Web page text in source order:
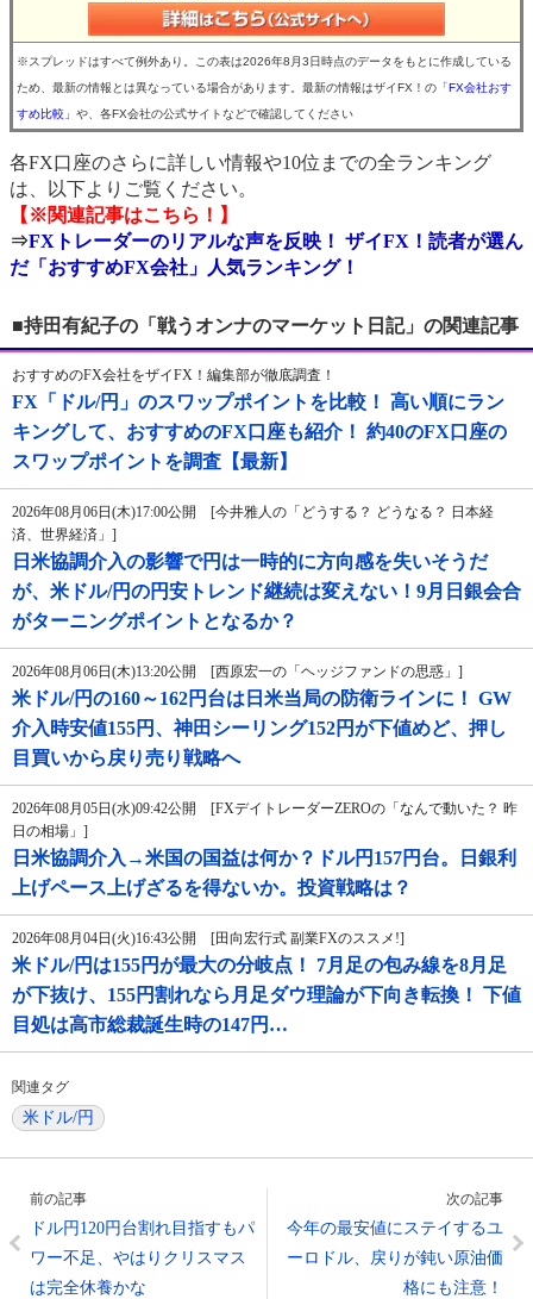
※スプレッドはすべて例外あり。この表は2026年8月3日時点のデータをもとに作成している
ため、最新の情報とは異なっている場合があります。最新の情報はザイFX！の 「FX会社おす
すめ比較」 や、各FX会社の公式サイトなどで確認してください
各FX口座のさらに詳しい情報や10位までの全ランキング
は、以下よりご覧ください。
【※関連記事はこちら！】
⇒FXトレーダーのリアルな声を反映！ ザイFX！読者が選ん
だ「おすすめFX会社」人気ランキング！
■持田有紀子の「戦うオンナのマーケット日記」の関連記事
おすすめのFX会社をザイFX！編集部が徹底調査！
FX「ドル/円」のスワップポイントを比較！ 高い順にラン
キングして、おすすめのFX口座も紹介！ 約40のFX口座の
スワップポイントを調査【最新】
2026年08月06日(木)17:00公開 [今井雅人の「どうする？ どうなる？ 日本経
済、世界経済」]
日米協調介入の影響で円は一時的に方向感を失いそうだ
が、米ドル/円の円安トレンド継続は変えない！9月日銀会合
がターニングポイントとなるか？
2026年08月06日(木)13:20公開 [西原宏一の「ヘッジファンドの思惑」]
米ドル/円の160～162円台は日米当局の防衛ラインに！ GW
介入時安値155円、神田シーリング152円が下値めど、押し
目買いから戻り売り戦略へ
2026年08月05日(水)09:42公開 [FXデイトレーダーZEROの「なんで動いた？ 昨
日の相場」]
日米協調介入→米国の国益は何か？ドル円157円台。日銀利
上げペース上げざるを得ないか。投資戦略は？
2026年08月04日(火)16:43公開 [田向宏行式 副業FXのススメ!]
米ドル/円は155円が最大の分岐点！ 7月足の包み線を8月足
が下抜け、155円割れなら月足ダウ理論が下向き転換！ 下値
目処は高市総裁誕生時の147円…
関連タグ
米ドル/円
前の記事
ドル円120円台割れ目指すもパ
ワー不足、やはりクリスマス
は完全休養かな
次の記事
今年の最安値にステイするユ
ーロドル、戻りが鈍い原油価
格にも注意！